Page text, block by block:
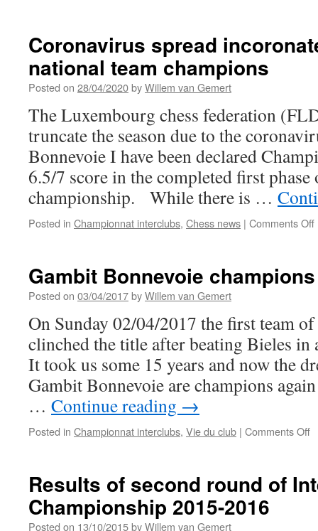
Coronavirus spread
national team champions
Posted on 28/04/2020byWillem van Gemert
The Luxembourg chess federation
truncate the season due to the
Bonnevoie I have been declared
6.5/7 score in the completed first
championship. While there is …
Posted in Championnat interclubs, Chess news | Comments Off
Gambit Bonnevoie
Posted on 03/04/2017byWillem van Gemert
On Sunday 02/04/2017 the first team
clinched the title after beating Bieles in
It took us some 15 years and now the
Gambit Bonnevoie are champions
… Continue reading →
Posted in Championnat interclubs, Vie du club | Comments Off
Results of second round of
Championship 2015-2016
Posted on 13/10/2015byWillem van Gemert